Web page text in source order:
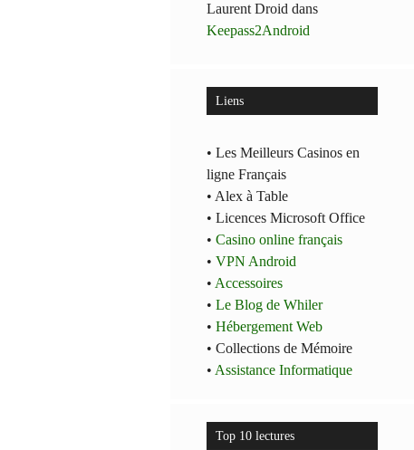
Laurent Droid dans
Keepass2Android
Liens
• Les Meilleurs Casinos en
ligne Français
• Alex à Table
• Licences Microsoft Office
•Casino online français
•VPN Android
• Accessoires
•Le Blog de Whiler
•Hébergement Web
• Collections de Mémoire
• Assistance Informatique
Top 10 lectures